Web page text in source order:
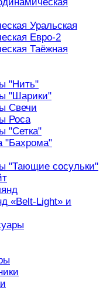
Уральская
Евро-2
Таёжная
"Нить"
"Шарики"
Свечи
Роса
"Сетка"
"Бахрома"
"Тающие сосульки"
«Belt-Light» и